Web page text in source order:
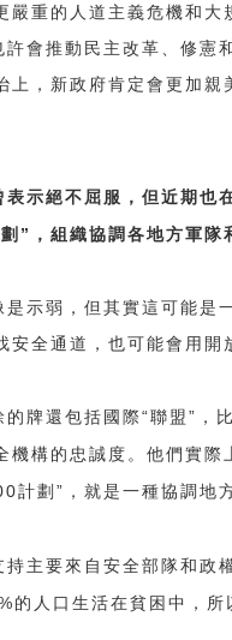
重的人道主義危機和大
會推動民主改革、修憲
，新政府肯定會更加
示絕不屈服，但近期也
” ，組織協調各地方軍
示弱，但其實這可能是
全通道，也可能會用
牌還包括國際 “ 聯盟 ” ，
機構的忠誠度。他們實
計劃 ” ，就是一種協調地
主要來自安全部隊和政
的人口生活在貧困中，所